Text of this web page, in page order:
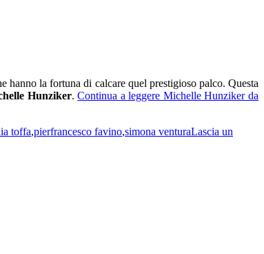
la fortuna di calcare quel prestigioso palco. Questa
Hunziker.Continua a leggere Michelle Hunziker da
toffa,pierfrancesco favino,simona venturaLascia un